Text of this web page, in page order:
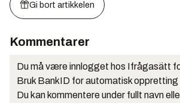
Gi bort artikkelen
Kommentarer
Du må være innlogget hos Ifrågasätt
Bruk BankID for automatisk oppretting
Du kan kommentere under fullt navn